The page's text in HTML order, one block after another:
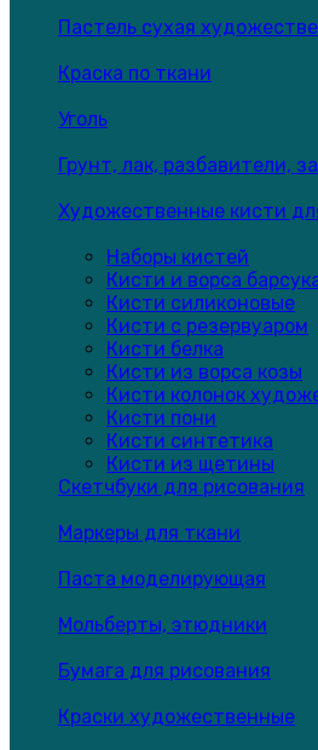
Пастель сухая
Краска по ткани
Уголь
Грунт, лак, разбавители,
Художественные кисти
Наборы кистей
Кисти и ворса
Кисти силиконовые
Кисти с резервуаром
Кисти белка
Кисти из ворса козы
Кисти колонок
Кисти пони
Кисти синтетика
Кисти из щетины
Скетчбуки для рисования
Маркеры для ткани
Паста моделирующая
Мольберты, этюдники
Бумага для рисования
Краски художественные